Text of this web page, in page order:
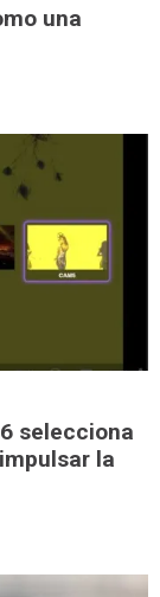
una
selecciona
la